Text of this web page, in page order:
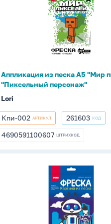
"Пиксельный
Аппликация из песка А5 "Мир
"Пиксельный персонаж"
Lori
Кпи-002
Кпи-002 АРТИКУЛ 261603
261603 КОД
4690591100607
4690591100607 ШТРИХКОД
Аппликация